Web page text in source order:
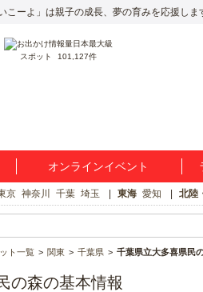
こーよ」は親子の成長、夢の育みを応援しま
スポット 101,127件
オンラインイベント
京 神奈川 千葉 埼玉 東海 愛知 北陸
ト一覧 関東 千葉県 千葉県立大多喜県民
の森の基本情報